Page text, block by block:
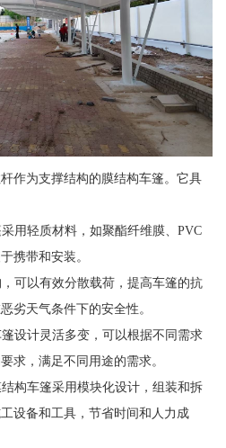
作为支撑结构的膜结构车篷。它具
用轻质材料，如聚酯纤维膜、PVC
携带和安装。
可以有效分散载荷，提高车篷的抗
劣天气条件下的安全性。
设计灵活多变，可以根据不同需求
求，满足不同用途的需求。
构车篷采用模块化设计，组装和拆
设备和工具，节省时间和人力成